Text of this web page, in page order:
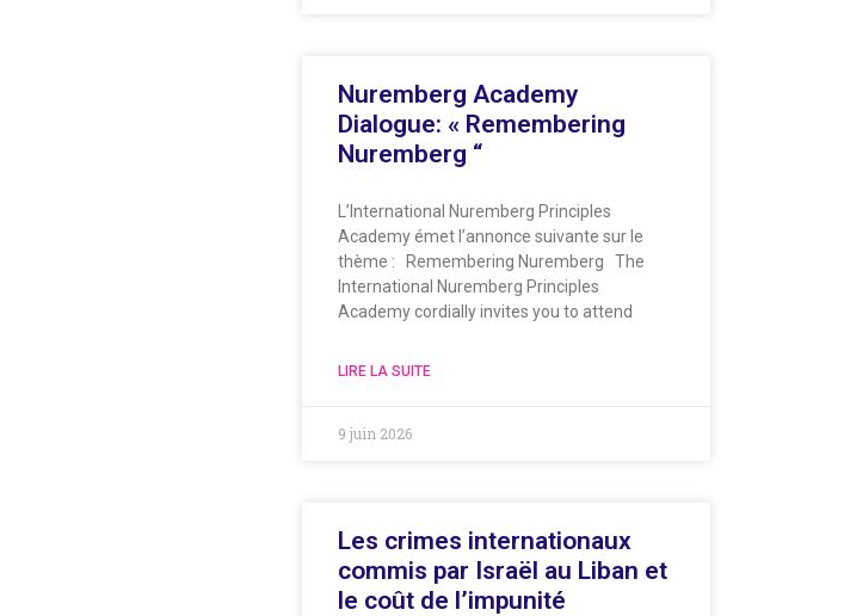
Nuremberg Academy
Dialogue: « Remembering
Nuremberg “
L’International Nuremberg Principles
Academy émet l’annonce suivante sur le
thème : Remembering Nuremberg The
International Nuremberg Principles
Academy cordially invites you to attend
LIRE LA SUITE
9 juin 2026
Les crimes internationaux
commis par Israël au Liban et
le coût de l’impunité